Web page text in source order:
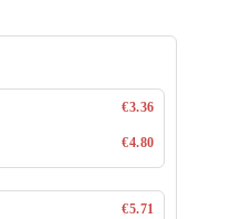
€3.36
€4.80
€5.71